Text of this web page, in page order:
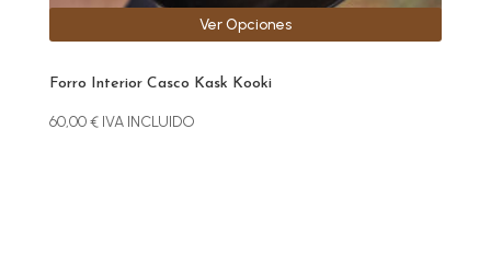
Forro Interior Casco Kask Kooki
60,00€ IVA INCLUIDO
Ver Opciones